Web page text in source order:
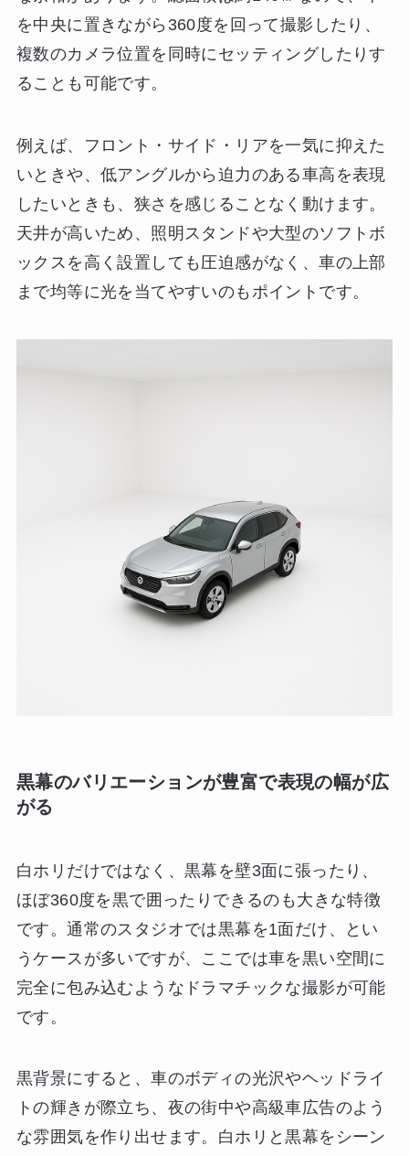
を中央に置きながら360度を回って撮影したり、
複数のカメラ位置を同時にセッティングしたりす
ることも可能です。
例えば、フロント・サイド・リアを一気に抑えた
いときや、低アングルから迫力のある車高を表現
したいときも、狭さを感じることなく動けます。
天井が高いため、照明スタンドや大型のソフトボ
ックスを高く設置しても圧迫感がなく、車の上部
まで均等に光を当てやすいのもポイントです。
黒幕のバリエーションが豊富で表現の幅が広
がる
白ホリだけではなく、黒幕を壁3面に張ったり、
ほぼ360度を黒で囲ったりできるのも大きな特徴
です。通常のスタジオでは黒幕を1面だけ、とい
うケースが多いですが、ここでは車を黒い空間に
完全に包み込むようなドラマチックな撮影が可能
です。
黒背景にすると、車のボディの光沢やヘッドライ
トの輝きが際立ち、夜の街中や高級車広告のよう
な雰囲気を作り出せます。白ホリと黒幕をシーン